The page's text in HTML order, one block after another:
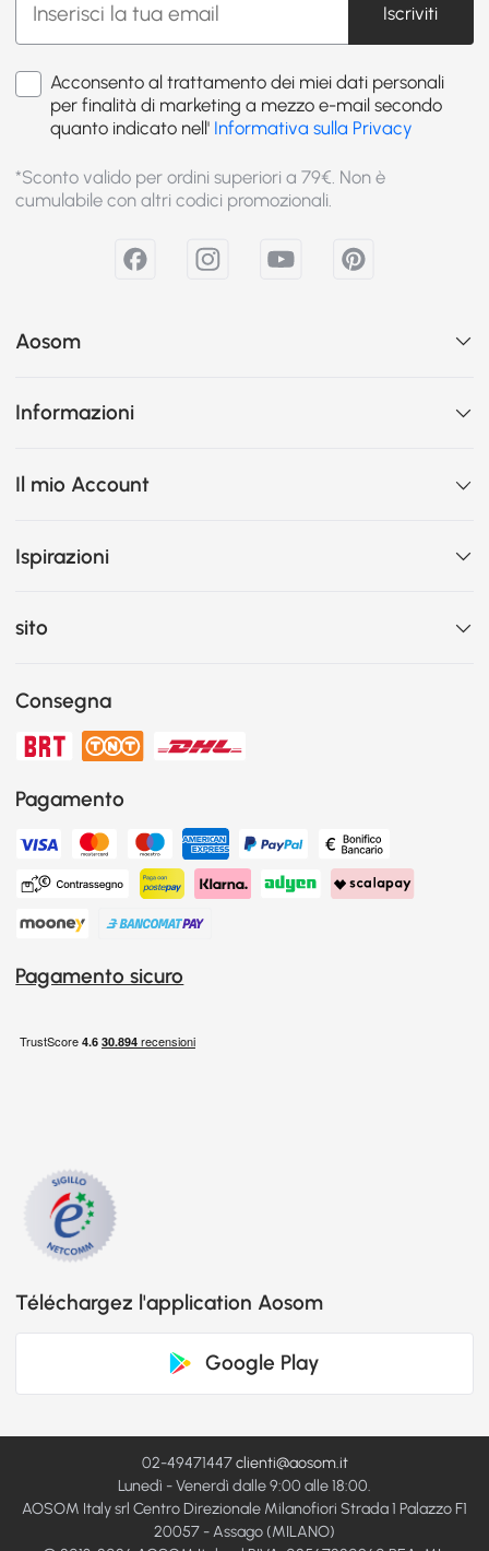
Iscriviti
Acconsento al trattamento dei miei dati personali
per finalità di marketing a mezzo e-mail secondo
quanto indicato nell' Informativa sulla Privacy
*Sconto valido per ordini superiori a 79€. Non è
cumulabile con altri codici promozionali.
Aosom
Informazioni
Il mio Account
Ispirazioni
sito
Consegna
Pagamento
Pagamento sicuro
Téléchargez l'application Aosom
Google Play
02-49471447clienti@aosom.it
Lunedì - Venerdì dalle 9:00 alle 18:00.
AOSOM Italy srl Centro Direzionale Milanofiori Strada 1 Palazzo F1
20057 - Assago (MILANO)